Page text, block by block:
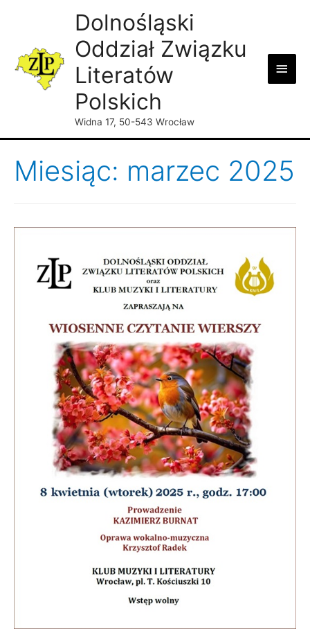
Dolnośląski
Oddział Związku
Literatów
Polskich
Widna 17, 50-543 Wrocław
Main
Miesiąc: marzec 2025